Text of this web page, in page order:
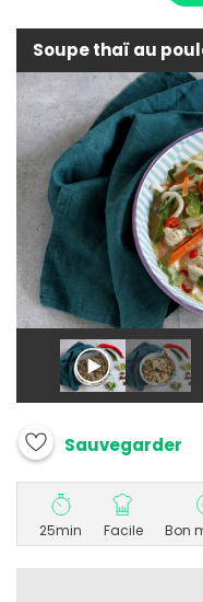
Soupe thaï au
Sauvegarder
25min Facile Bon